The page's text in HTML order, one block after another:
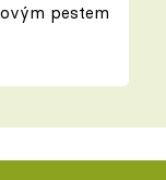
pestem